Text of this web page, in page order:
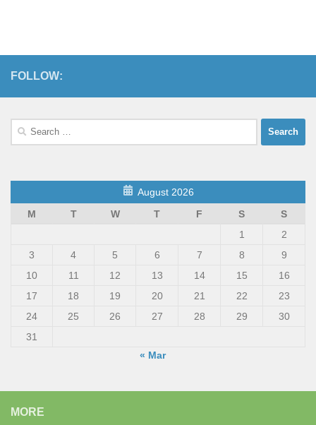
FOLLOW:
Search
August 2026
M
T W T F S
S
1
2
3
4 5 6 7 8
9
10
11 12 13 14 15
16
17
18 19 20 21 22
23
24
25 26 27 28 29
30
31
« Mar
MORE